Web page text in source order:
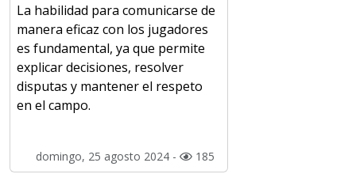
La habilidad para comunicarse de
manera eficaz con los jugadores
es fundamental, ya que permite
explicar decisiones, resolver
disputas y mantener el respeto
en el campo.
domingo, 25 agosto 2024 - 185